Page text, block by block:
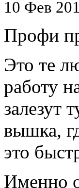
10 Фев
Профи
Это те
работу
залезут
вышка,
это
Именно